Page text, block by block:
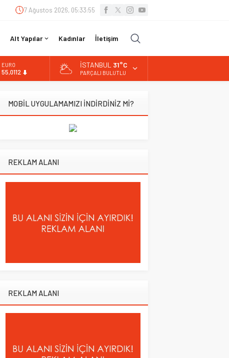
7 Ağustos 2026, 05:33:55
Alt Yapılar Kadınlar İletişim
EURO
55,0112
BİST
İSTANBUL 31°C
PARÇALI BULUTLU
MOBİL UYGULAMAMIZI İNDİRDİNİZ Mİ?
REKLAM ALANI
REKLAM ALANI